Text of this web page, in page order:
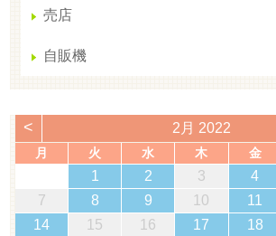
売店
自販機
< 2月 2022
月 火 水 木 金
1 2 3 4
7
8 9 10 11
14
15 16 17 18